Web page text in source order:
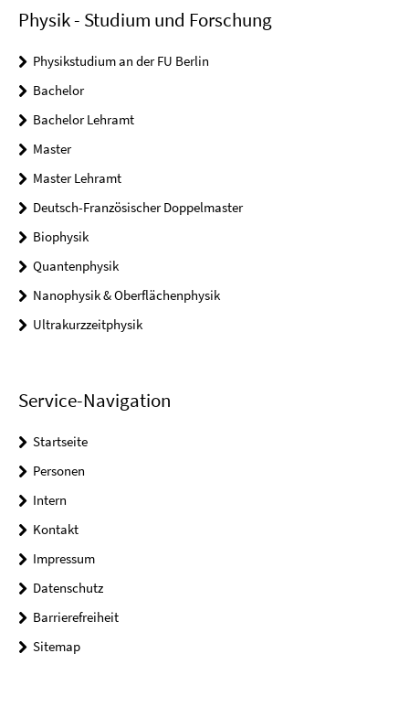
Physik - Studium und Forschung
Physikstudium an der FU Berlin
Bachelor
Bachelor Lehramt
Master
Master Lehramt
Deutsch-Französischer Doppelmaster
Biophysik
Quantenphysik
Nanophysik & Oberflächenphysik
Ultrakurzzeitphysik
Service-Navigation
Startseite
Personen
Intern
Kontakt
Impressum
Datenschutz
Barrierefreiheit
Sitemap